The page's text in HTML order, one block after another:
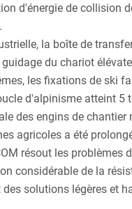
d'énergie de collision
la boîte de
du chariot
les fixations de ski
d'alpinisme atteint 5
des engins de
agricoles a été
résout les
considérable de la
solutions légères et